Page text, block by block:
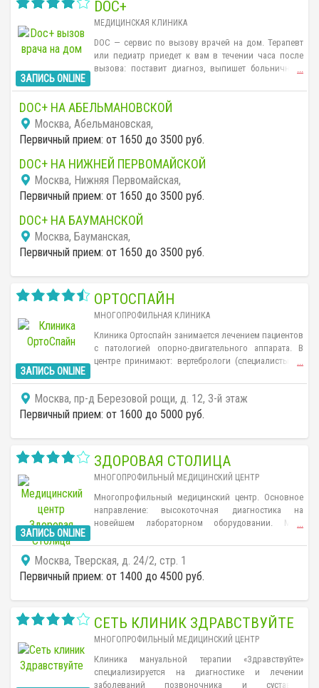
ЗАПИСЬ ONLINE
DOC+
МЕДИЦИНСКАЯ КЛИНИКА
DOC — сервис по вызову врачей на дом. Терапевт
или педиатр приедет к вам в течении часа после
вызова: поставит диагноз, выпишет больничный,...
DOC+ НА АБЕЛЬМАНОВСКОЙ
Москва, Абельмановская,
Первичный прием: от 1650 до 3500 руб.
DOC+ НА НИЖНЕЙ ПЕРВОМАЙСКОЙ
Москва, Нижняя Первомайская,
Первичный прием: от 1650 до 3500 руб.
DOC+ НА БАУМАНСКОЙ
Москва, Бауманская,
Первичный прием: от 1650 до 3500 руб.
ЗАПИСЬ ONLINE
ОРТОСПАЙН
МНОГОПРОФИЛЬНАЯ КЛИНИКА
Клиника Ортоспайн занимается лечением пациентов
с патологией опорно-двигательного аппарата. В
центре принимают: вертебрологи (специалисты по
ревматологи, неврологи, реабилитологи. В клинике
используют методы лазерной и малоинвазивной
хирургии, последние разработки ведущих мировых
...
Москва, пр-д Березовой рощи, д. 12, 3-й этаж
Первичный прием: от 1600 до 5000 руб.
ЗАПИСЬ ONLINE
ЗДОРОВАЯ СТОЛИЦА
МНОГОПРОФИЛЬНЫЙ МЕДИЦИНСКИЙ ЦЕНТР
Многопрофильный медицинский центр. Основное
направление: высокоточная диагностика на
новейшем лабораторном оборудовании. МРТ-
General Electric Signia HD 1,5 Tesla закрытого типа.
...
Москва, Тверская, д. 24/2, стр. 1
Первичный прием: от 1400 до 4500 руб.
СЕТЬ КЛИНИК ЗДРАВСТВУЙТЕ
МНОГОПРОФИЛЬНЫЙ МЕДИЦИНСКИЙ ЦЕНТР
Клиника мануальной терапии «Здравствуйте»
специализируется на диагностике и лечении
заболеваний позвоночника и суставов.